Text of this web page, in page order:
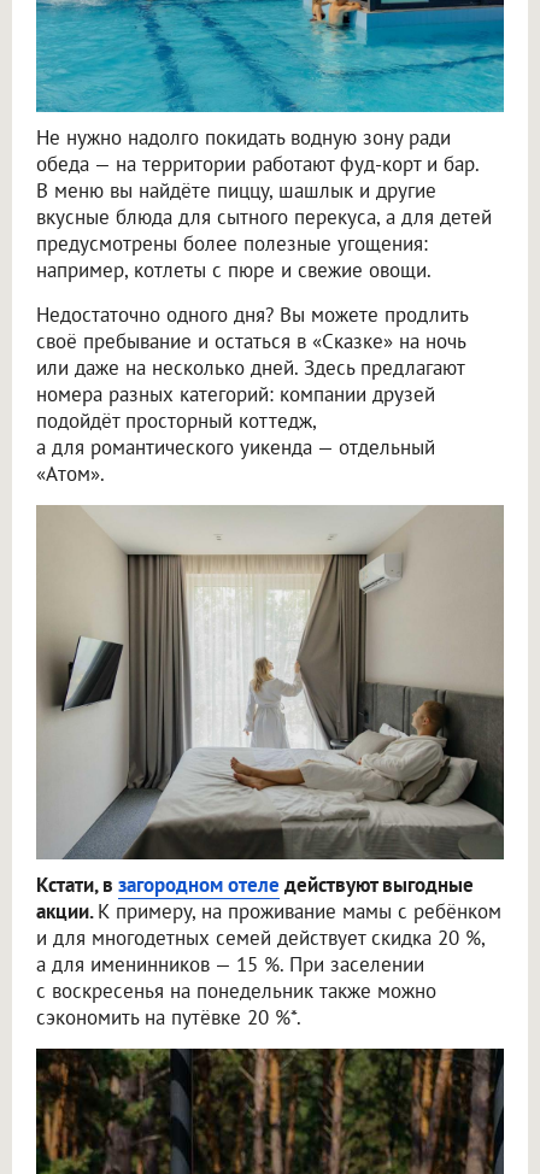
Не нужно надолго покидать водную зону ради
обеда — на территории работают фуд-корт и бар.
В меню вы найдёте пиццу, шашлык и другие
вкусные блюда для сытного перекуса, а для детей
предусмотрены более полезные угощения:
например, котлеты с пюре и свежие овощи.
Недостаточно одного дня? Вы можете продлить
своё пребывание и остаться в «Сказке» на ночь
или даже на несколько дней. Здесь предлагают
номера разных категорий: компании друзей
подойдёт просторный коттедж,
а для романтического уикенда — отдельный
«Атом».
Кстати, в загородном отеле действуют выгодные
акции.К примеру, на проживание мамы с ребёнком
и для многодетных семей действует скидка 20 %,
а для именинников — 15 %. При заселении
с воскресенья на понедельник также можно
сэкономить на путёвке 20 %*.